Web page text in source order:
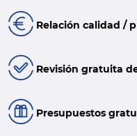
Relación calidad /
Revisión gratuita
Presupuestos